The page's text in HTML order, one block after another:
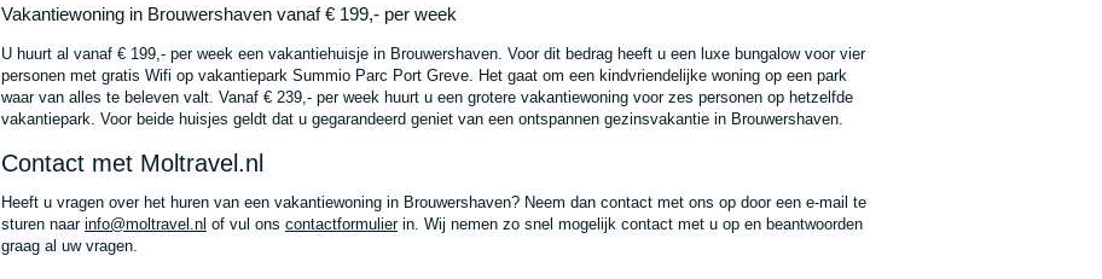
Vakantiewoning in Brouwershaven vanaf € 199,- per week
U huurt al vanaf € 199,- per week een vakantiehuisje in Brouwershaven. Voor dit bedrag heeft u een luxe bungalow voor vier
personen met gratis Wifi op vakantiepark Summio Parc Port Greve. Het gaat om een kindvriendelijke woning op een park
waar van alles te beleven valt. Vanaf € 239,- per week huurt u een grotere vakantiewoning voor zes personen op hetzelfde
vakantiepark. Voor beide huisjes geldt dat u gegarandeerd geniet van een ontspannen gezinsvakantie in Brouwershaven.
Contact met Moltravel.nl
Heeft u vragen over het huren van een vakantiewoning in Brouwershaven? Neem dan contact met ons op door een e-mail te
sturen naar info@moltravel.nl of vul ons contactformulierin. Wij nemen zo snel mogelijk contact met u op en beantwoorden
graag al uw vragen.